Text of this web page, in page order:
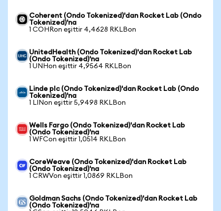
Coherent (Ondo Tokenized)'dan Rocket Lab (Ondo
Tokenized)'na
1 COHRon eşittir 4,4628 RKLBon
UnitedHealth (Ondo Tokenized)'dan Rocket Lab
(Ondo Tokenized)'na
1 UNHon eşittir 4,9564 RKLBon
Linde plc (Ondo Tokenized)'dan Rocket Lab (Ondo
Tokenized)'na
1 LINon eşittir 5,9498 RKLBon
Wells Fargo (Ondo Tokenized)'dan Rocket Lab
(Ondo Tokenized)'na
1 WFCon eşittir 1,0514 RKLBon
CoreWeave (Ondo Tokenized)'dan Rocket Lab
(Ondo Tokenized)'na
1 CRWVon eşittir 1,0869 RKLBon
Goldman Sachs (Ondo Tokenized)'dan Rocket Lab
(Ondo Tokenized)'na